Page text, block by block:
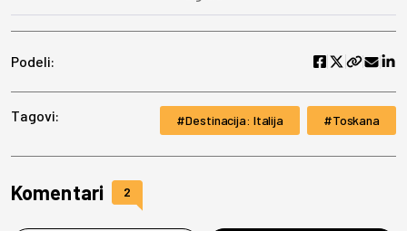
Podeli:
Tagovi: Destinacija: Italija Toskana
Komentari 2